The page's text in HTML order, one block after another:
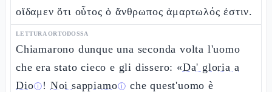
οἴδαμεν ὅτι οὗτος ὁ ἄνθρωπος ἁμαρτωλός ἐστιν.
LETTURA ORTODOSSA
Chiamarono dunque una seconda volta l'uomo
che era stato cieco e gli dissero: «Da' gloria a
Dioⓘ ! Noi sappiamoⓘ che quest'uomo è